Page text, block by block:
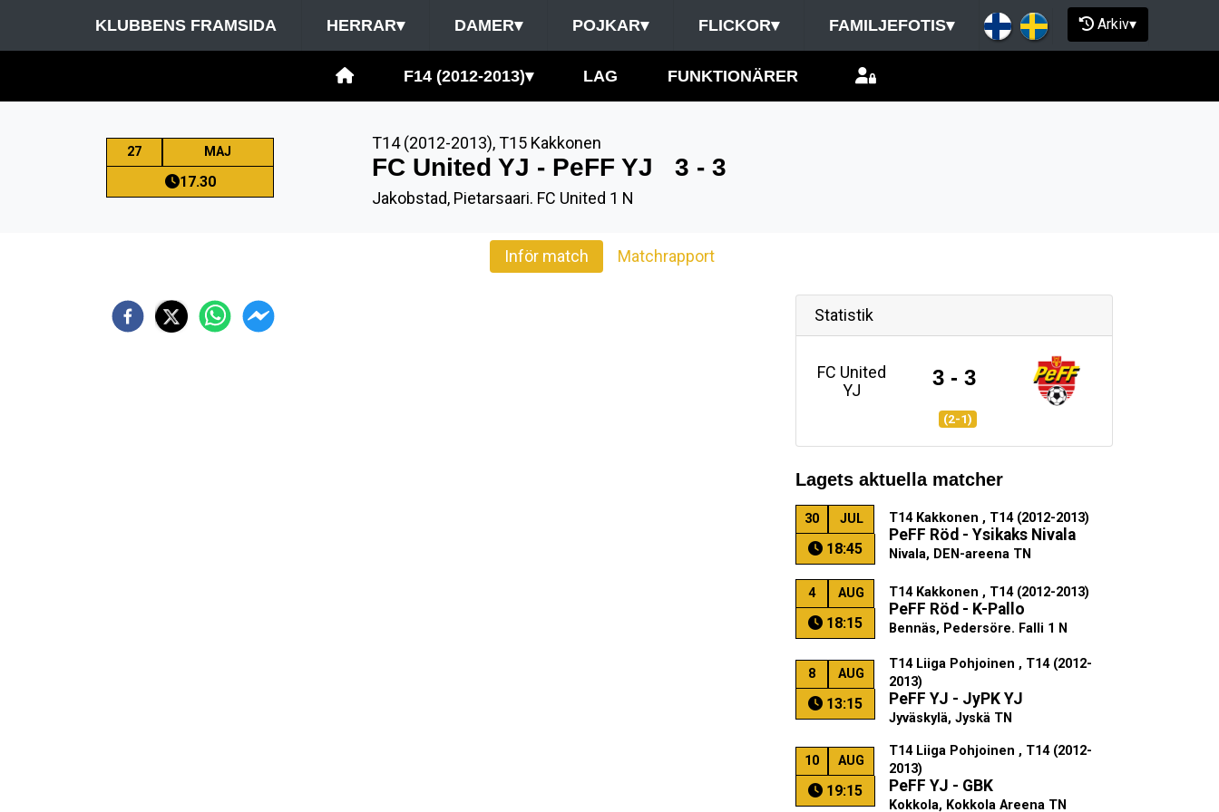
KLUBBENS FRAMSIDA HERRAR▾ DAMER▾ POJKAR▾ FLICKOR▾ FAMILJEFOTIS▾ Arkiv▾
F14 (2012-2013)▾ LAG FUNKTIONÄRER
27 MAJ
17.30
T14 (2012-2013),T15 Kakkonen
FC United YJ - PeFF YJ 3 - 3
Jakobstad, Pietarsaari. FC United 1 N
Inför match Matchrapport
Statistik
FC United
YJ
3 - 3
(2-1)
Lagets aktuella matcher
30 JUL
18:45
T14 Kakkonen , T14 (2012-2013)
PeFF Röd - Ysikaks Nivala
Nivala, DEN-areena TN
4 AUG
18:15
T14 Kakkonen , T14 (2012-2013)
PeFF Röd - K-Pallo
Bennäs, Pedersöre. Falli 1 N
8 AUG
13:15
T14 Liiga Pohjoinen , T14 (2012-
2013)
PeFF YJ - JyPK YJ
Jyväskylä, Jyskä TN
10 AUG
19:15
T14 Liiga Pohjoinen , T14 (2012-
2013)
PeFF YJ - GBK
Kokkola, Kokkola Areena TN